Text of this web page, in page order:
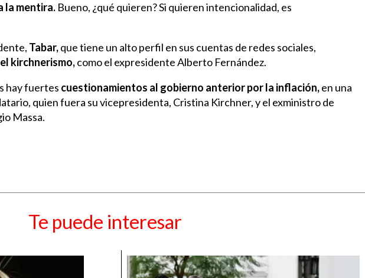
la mentira. Bueno, ¿qué quieren? Si quieren intencionalidad, es
Tabar,que tiene un alto perfil en sus cuentas de redes sociales,
kirchnerismo,como el expresidente Alberto Fernández.
hay fuertes cuestionamientos al gobierno anterior por la inflación,en una
quien fuera su vicepresidenta, Cristina Kirchner, y el exministro de
Massa.
Te puede interesar